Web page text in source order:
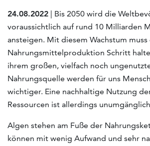
24.08.2022 | Bis 2050 wird die
voraussichtlich auf rund 10 Milliarden
ansteigen. Mit diesem Wachstum muss
Nahrungsmittelproduktion Schritt
ihrem großen, vielfach noch
Nahrungsquelle werden für uns
wichtiger. Eine nachhaltige Nutzung
Ressourcen ist allerdings
Algen stehen am Fuße der
können mit wenig Aufwand und sehr